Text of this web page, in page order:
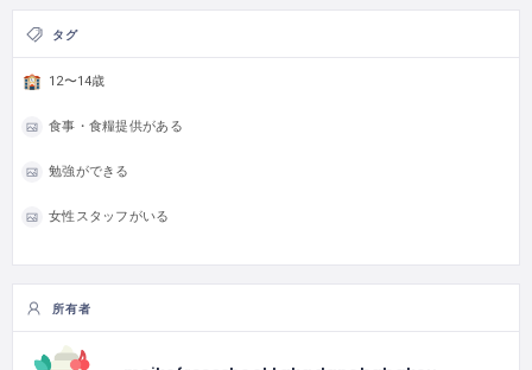
タグ
12〜14歳
食事・食糧提供がある
勉強ができる
女性スタッフがいる
所有者